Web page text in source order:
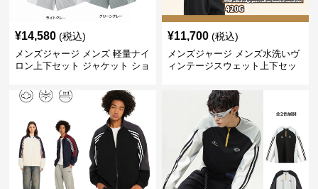
¥14,580 (税込)
メンズジャージ メンズ 軽量ナイ
ロン上下セット ジャケット ショ
¥11,700 (税込)
メンズジャージ メンズ水洗いヴ
ィンテージスウェット上下セッ